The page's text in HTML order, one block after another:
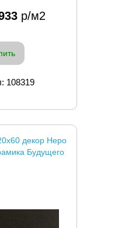
р/м2
108319
декор Неро
Будущего